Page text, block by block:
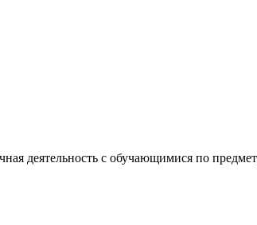
деятельность с обучающимися по